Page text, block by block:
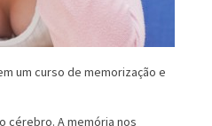
um curso de memorização e
cérebro. A memória nos